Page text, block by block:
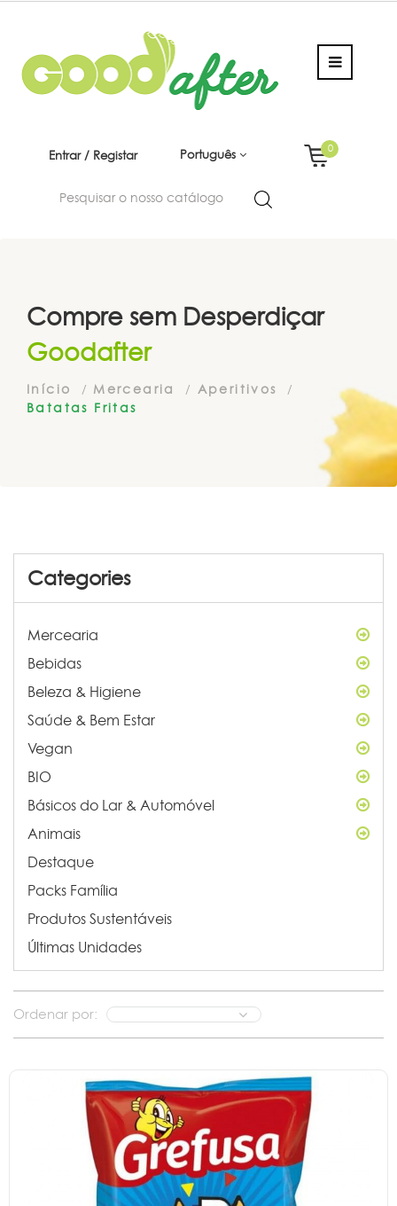
Entrar / Registar Português
0
Compre sem Desperdiçar
Goodafter
Início Mercearia
Aperitivos
Batatas Fritas
Categories
Mercearia
Bebidas
Beleza & Higiene
Saúde & Bem Estar
Vegan
BIO
Básicos do Lar & Automóvel
Animais
Destaque
Packs Família
Produtos Sustentáveis
Últimas Unidades
Ordenar por: